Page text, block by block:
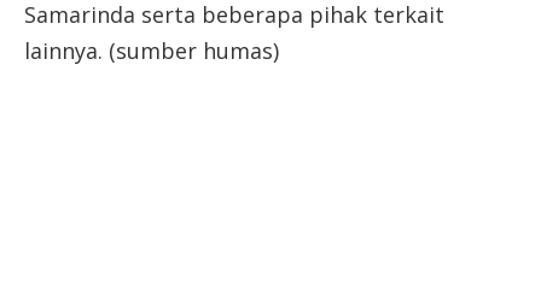
Samarinda serta beberapa pihak terkait
lainnya. (sumber humas)